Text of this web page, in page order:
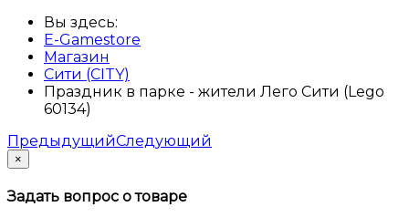
Вы здесь:
E-Gamestore
Магазин
Сити (CITY)
Праздник в парке - жители Лего Сити (Lego
60134)
ПредыдущийСледующий
×
Задать вопрос о товаре